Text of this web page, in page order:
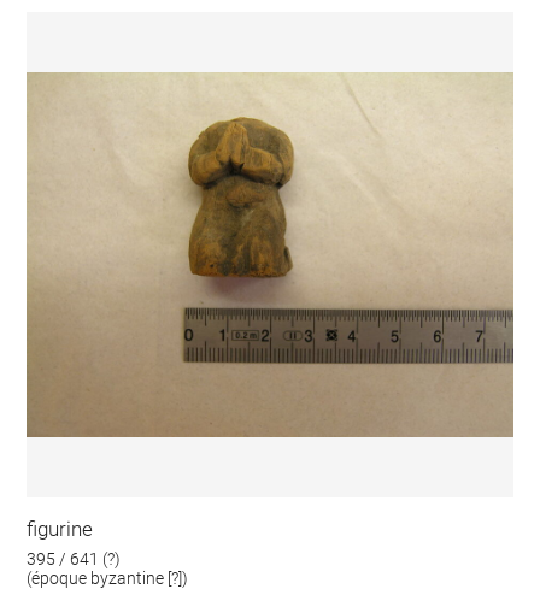
figurine
395 / 641 (?)
(époque byzantine [?])